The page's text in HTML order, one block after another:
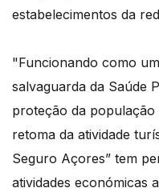
estabelecimentos da
"Funcionando como
salvaguarda da Saúde
proteção da
retoma da atividade
Seguro Açores” tem
atividades económicas